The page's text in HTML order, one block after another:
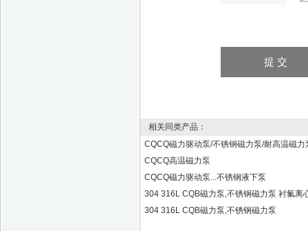
相关同类产品：
CQCQ磁力驱动泵/不锈钢磁力泵/耐高温磁力
CQCQ高温磁力泵
CQCQ磁力驱动泵...不锈钢液下泵
304 316L CQB磁力泵,不锈钢磁力泵 衬氟离
304 316L CQB磁力泵,不锈钢磁力泵